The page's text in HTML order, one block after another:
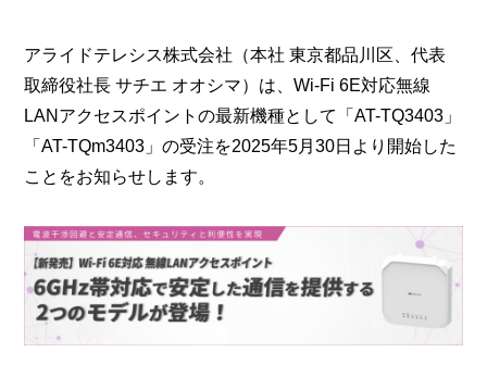
アライドテレシス株式会社（本社 東京都品川区、代表
取締役社長 サチエ オオシマ）は、Wi-Fi 6E対応無線
LANアクセスポイントの最新機種として「AT-TQ3403」
「AT-TQm3403」の受注を2025年5月30日より開始した
ことをお知らせします。